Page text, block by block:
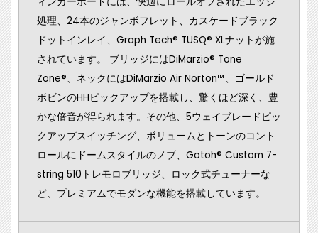
処理、24本のジャンボフレット、カスケードブラック
ドットインレイ、Graph Tech® TUSQ® XLナットが施
されています。 ブリッジにはDiMarzio® Tone
Zone®、ネックにはDiMarzio Air Norton™、ゴールド
ボビンのHHピックアップを搭載し、驚くほど深く、豊
かな倍音が得られます。その他、5ウェイブレードピッ
クアップスイッチング、ボリュームとトーンのコント
ロールにドームスタイルのノブ、Gotoh® Custom 7-
string 510トレモロブリッジ、ロック式チューナーな
ど、プレミアムでモダンな機能を搭載しています。